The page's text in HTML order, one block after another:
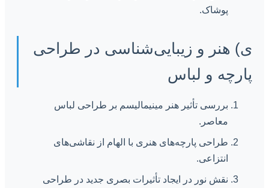
پوشاک.
ی) هنر و زیبایی‌شناسی در طراحی
پارچه و لباس
بررسی تأثیر هنر مینیمالیسم بر طراحی لباس
معاصر.
طراحی پارچه‌های هنری با الهام از نقاشی‌های
انتزاعی.
نقش نور در ایجاد تأثیرات بصری جدید در طراحی